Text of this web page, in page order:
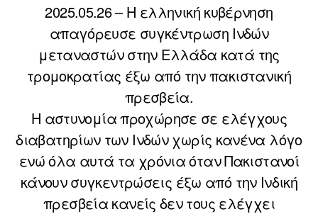
2025.05.26 – Η ελληνική κυβέρνηση
απαγόρευσε συγκέντρωση Ινδών
μεταναστών στην Ελλάδα κατά της
τρομοκρατίας έξω από την πακιστανική
πρεσβεία.
Η αστυνομία προχώρησε σε ελέγχους
διαβατηρίων των Ινδών χωρίς κανένα λόγο
ενώ όλα αυτά τα χρόνια όταν Πακιστανοί
κάνουν συγκεντρώσεις έξω από την Ινδική
πρεσβεία κανείς δεν τους ελέγχει